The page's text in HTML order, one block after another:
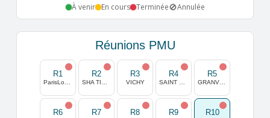
À venir En cours Terminée🚫Annulée
Réunions PMU
R1 R2 R3
VICHY
R4 R5
R6 R7 R8 R9 R10